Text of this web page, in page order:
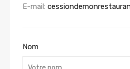
E-mail:
Nom